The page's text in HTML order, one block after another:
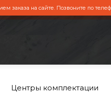
заказа на сайте. Позвоните по
Центры комплектации